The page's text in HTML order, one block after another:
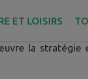
ET LOISIRS
la stratégie